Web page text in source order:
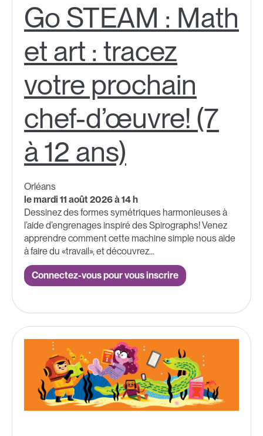
Go STEAM : Math
et art : tracez
votre prochain
chef-d’œuvre! (7
à 12 ans)
Orléans
le mardi 11 août 2026 à 14 h
Dessinez des formes symétriques harmonieuses à
l’aide d’engrenages inspiré des Spirographs! Venez
apprendre comment cette machine simple nous aide
à faire du «travail», et découvrez...
Connectez-vous pour vous inscrire